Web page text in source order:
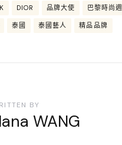
DIOR 品牌大使 巴黎時尚週
泰國 泰國藝人 精品品牌
BY
WANG